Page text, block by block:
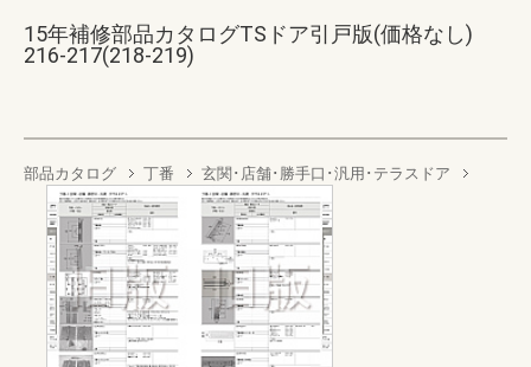
15年補修部品カタログTSドア引戸版(価格なし)
216-217(218-219)
部品カタログ 丁番 玄関･店舗･勝手口･汎用･テラスドア